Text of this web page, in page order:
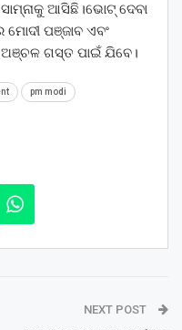
ଆସିଛି।ଭୋଟ୍ ଦେବା
ପଞ୍ଜାବ ଏବଂ
ଗସ୍ତ ପାଇଁ ଯିବେ।
pm modi
NEXT POST